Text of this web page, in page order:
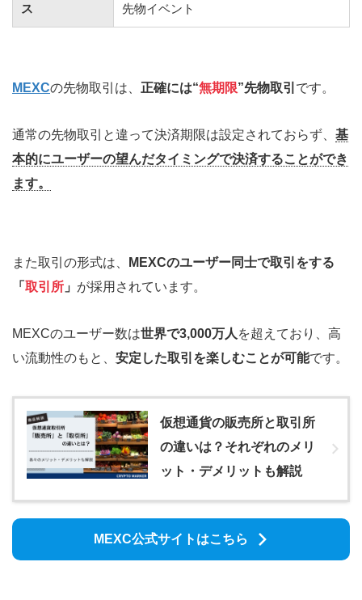
ス
先物イベント
MEXCの先物取引は、 正確には“無期限”先物取引 です。
通常の先物取引と違って決済期限は設定されておらず、 基
本的にユーザーの望んだタイミングで決済することができ
ます。
また取引の形式は、
MEXCのユーザー同士で取引をする
「 取引所 」 が採用されています。
MEXCのユーザー数は世界で3,000万人 を超えており、高
い流動性のもと、 安定した取引を楽しむことが可能です。
仮想通貨の販売所と取引所
の違いは？それぞれのメリ
ット・デメリットも解説
MEXC公式サイトはこちら